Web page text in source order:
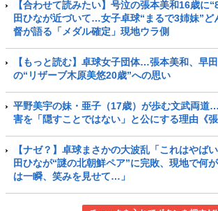
【合わせて読みたい】号泣の張本美和16歳に
田ひなが近づいて…女子卓球“まるで3姉妹”ど
督が語る「メダル確定」現地ウラ側
【もっと読む】卓球女子団体…張本美和、早
の“リザーブ木原美悠20歳”への思い
平野美宇の妹・亜子（17歳）が歩む文武両道
害を「隠すことではない」と公にする理由《
【ナゼ？】卓球まさかの大波乱「これはやば
田ひなが“謎の北朝鮮ペア”に完敗、現地で何
は一瞬、笑みを見せて…」